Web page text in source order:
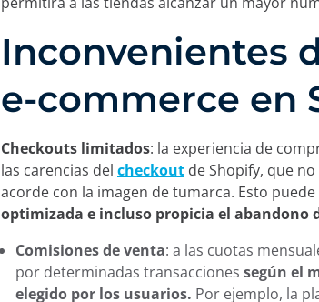
Inconvenientes
e-commerce en
Checkouts limitados: la experiencia de
las carencias del checkout de Shopify, que
acorde con la imagen de tumarca. Esto puede
optimizada e incluso propicia el abandono
Comisiones de venta: a las cuotas
por determinadas transacciones según el
elegido por los usuarios. Por ejemplo, la